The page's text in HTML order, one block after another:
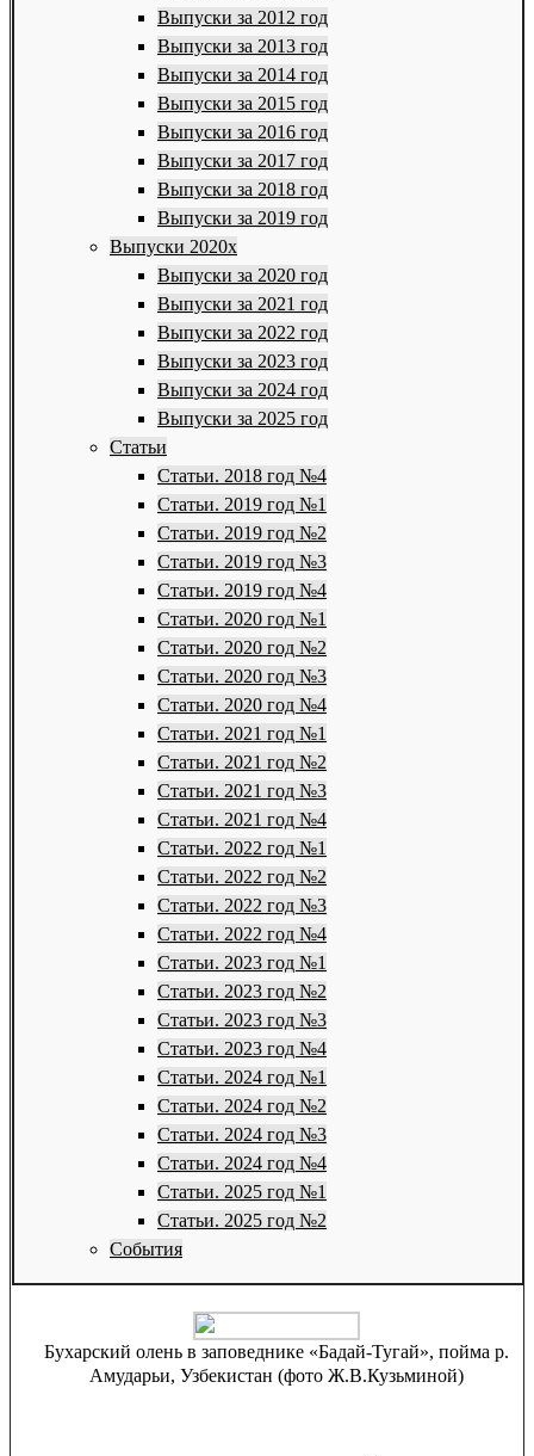
Выпуски за 2012 год
Выпуски за 2013 год
Выпуски за 2014 год
Выпуски за 2015 год
Выпуски за 2016 год
Выпуски за 2017 год
Выпуски за 2018 год
Выпуски за 2019 год
Выпуски 2020х
Выпуски за 2020 год
Выпуски за 2021 год
Выпуски за 2022 год
Выпуски за 2023 год
Выпуски за 2024 год
Выпуски за 2025 год
Статьи
Статьи. 2018 год №4
Статьи. 2019 год №1
Статьи. 2019 год №2
Статьи. 2019 год №3
Статьи. 2019 год №4
Статьи. 2020 год №1
Статьи. 2020 год №2
Статьи. 2020 год №3
Статьи. 2020 год №4
Статьи. 2021 год №1
Статьи. 2021 год №2
Статьи. 2021 год №3
Статьи. 2021 год №4
Статьи. 2022 год №1
Статьи. 2022 год №2
Статьи. 2022 год №3
Статьи. 2022 год №4
Статьи. 2023 год №1
Статьи. 2023 год №2
Статьи. 2023 год №3
Статьи. 2023 год №4
Статьи. 2024 год №1
Статьи. 2024 год №2
Статьи. 2024 год №3
Статьи. 2024 год №4
Статьи. 2025 год №1
Статьи. 2025 год №2
События
Бухарский олень в заповеднике «Бадай-Тугай», пойма р.
Амударьи, Узбекистан (фото Ж.В.Кузьминой)